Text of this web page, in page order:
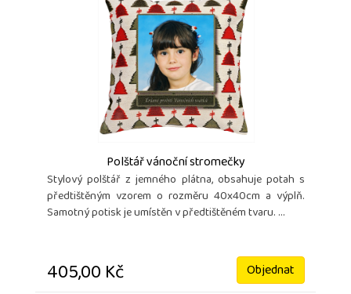
Polštář vánoční stromečky
Stylový polštář z jemného plátna, obsahuje potah s
předtištěným vzorem o rozměru 40x40cm a výplň.
Samotný potisk je umístěn v předtištěném tvaru. ...
405,00 Kč Objednat